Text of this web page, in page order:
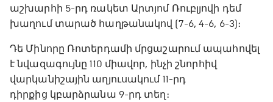
աշխարհի 5-րդ ռակետ Արտյոմ Ռուբլյովի դեմ
խաղում տարած հաղթանակով (7-6, 4-6, 6-3)։
Դե Մինորը Ռոտերդամի մրցաշարում ապահովել
է նվազագույնը 110 միավոր, ինչի շնորհիվ
վարկանիշային աղյուսակում 11-րդ
դիրքից կբարձրանա 9-րդ տեղ։